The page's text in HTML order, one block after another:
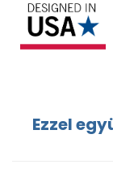
Ezzel